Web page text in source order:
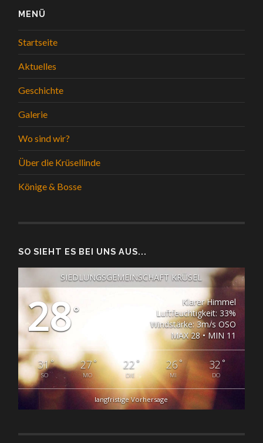
MENÜ
Startseite
Aktuelles
Geschichte
Galerie
Wo sind wir?
Über die Krüsellinde
Könige & Bosse
SO SIEHT ES BEI UNS AUS...
SIEDLUNGSGEMEINSCHAFT KRÜSEL
28°
Klarer Himmel
Luftfeuchtigkeit: 33%
Windstärke: 3m/s OSO
MAX 28 • MIN 11
31°
SO
27°
MO
22 °
DIE
26°
MI
32 °
DO
langfristige Vorhersage